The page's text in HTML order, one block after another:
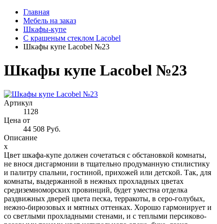
Главная
Мебель на заказ
Шкафы-купе
С крашеным стеклом Lacobel
Шкафы купе Lacobel №23
Шкафы купе Lacobel №23
Артикул
1128
Цена от
44 508 Руб.
Описание
x
Цвет шкафа-купе должен сочетаться с обстановкой комнаты,
не внося дисгармонии в тщательно продуманную стилистику
и палитру спальни, гостиной, прихожей или детской. Так, для
комнаты, выдержанной в нежных прохладных цветах
средиземноморских провинций, будет уместна отделка
раздвижных дверей цвета песка, терракоты, в серо-голубых,
нежно-бирюзовых и мятных оттенках. Хорошо гармонирует и
со светлыми прохладными стенами, и с теплыми персиково-